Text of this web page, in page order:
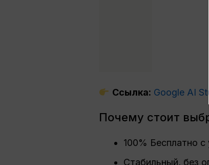
Ссылка: Google AI
Почему стоит
100% Бесплатно
Стабильный, без